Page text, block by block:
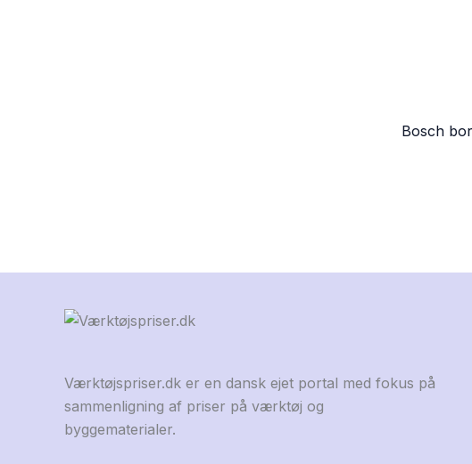
Bosch
Værktøjspriser.dk er en dansk ejet portal med fokus på
sammenligning af priser på værktøj og
byggematerialer.